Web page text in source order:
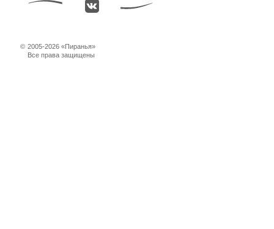
© 2005-2026 «Пиранья»
Все права защищены